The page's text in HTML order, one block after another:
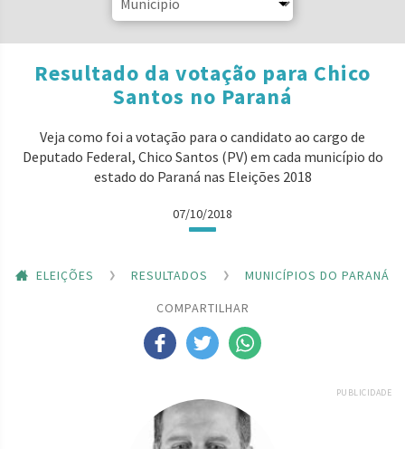
Resultado da votação para Chico
Santos no Paraná
Veja como foi a votação para o candidato ao cargo de
Deputado Federal, Chico Santos (PV) em cada município do
estado do Paraná nas Eleições 2018
07/10/2018
ELEIÇÕES RESULTADOS
MUNICÍPIOS DO PARANÁ
COMPARTILHAR
PUBLICIDADE